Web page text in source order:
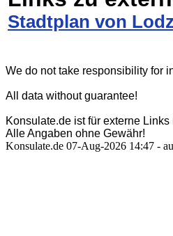
Stadtplan von Lodz
We do not take responsibility for
All data without guarantee!
Konsulate.de ist für externe
Alle Angaben ohne Gewähr!
Konsulate.de 07-Aug-2026 14:47 -